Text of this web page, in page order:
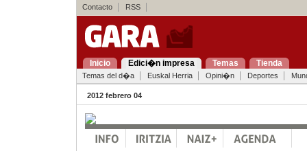
Contacto RSS
Inicio Edici�n impresa Temas Tienda
Temas del d�a Euskal Herria Opini�n Deportes
2012 febrero 04